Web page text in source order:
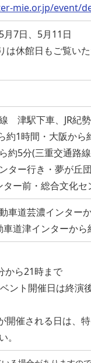
mie.or.jp/event/
7日、5月11日
は休館日もご覧い
津駅下車、JR
時間・大阪から
約5分(三重交通路
行き・夢が丘
前・総合文化セ
車道芸濃インター
インターから
から21時まで
ベント開催日は終
開催される日は、
。